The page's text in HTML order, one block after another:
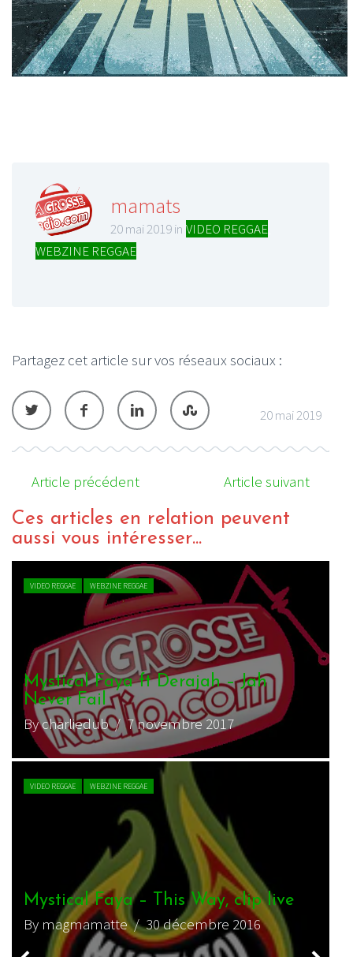
mamats
20 mai 2019 in VIDEO REGGAE
WEBZINE REGGAE
Partagez cet article sur vos réseaux sociaux :
20 mai 2019
Article précédent Article suivant
Ces articles en relation peuvent
aussi vous intéresser...
CHRONIQUE REGGAE WEBZINE REGGAE
Mystical Faya – Never Give Up
By Scatin/ 16 décembre 2013
CHRONIQUE REGGAE WEBZINE REGGAE
Mystical Faya – Premier EP éponyme
By Scatin/ 13 janvier 2013